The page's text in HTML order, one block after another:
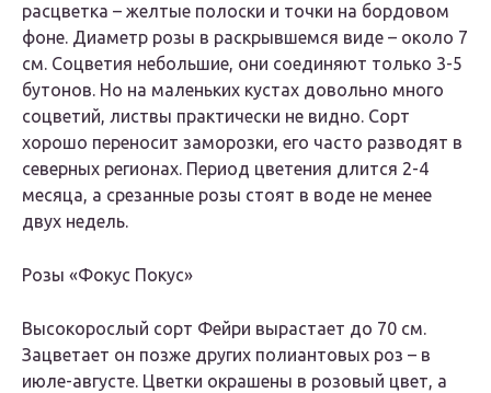
расцветка – желтые полоски и точки на бордовом
фоне. Диаметр розы в раскрывшемся виде – около 7
см. Соцветия небольшие, они соединяют только 3-5
бутонов. Но на маленьких кустах довольно много
соцветий, листвы практически не видно. Сорт
хорошо переносит заморозки, его часто разводят в
северных регионах. Период цветения длится 2-4
месяца, а срезанные розы стоят в воде не менее
двух недель.
Розы «Фокус Покус»
Высокорослый сорт Фейри вырастает до 70 см.
Зацветает он позже других полиантовых роз – в
июле-августе. Цветки окрашены в розовый цвет, а